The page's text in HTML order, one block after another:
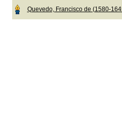
Quevedo, Francisco de (1580-